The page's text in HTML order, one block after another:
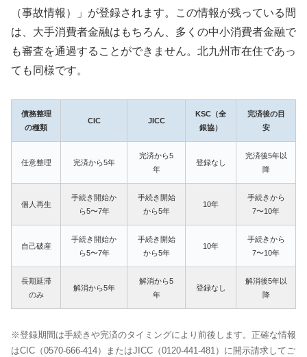
（事故情報）」が登録されます。この情報が残っている間
は、大手消費者金融はもちろん、多くの中小消費者金融で
も審査を通過することができません。北九州市在住であっ
ても同様です。
債務整理
の種類
CIC JICC
KSC（全
銀協）
完済後の目
安
任意整理 完済から5年
完済から5
年
登録なし
完済後5年以
降
個人再生
手続き開始か
ら5〜7年
手続き開始
から5年
10年
手続きから
7〜10年
自己破産
手続き開始か
ら5〜7年
手続き開始
から5年
10年
手続きから
7〜10年
長期延滞
のみ
解消から5年
解消から5
年
登録なし
解消後5年以
降
※登録期間は手続きや完済のタイミングにより前後します。正確な情報
はCIC（0570-666-414）またはJICC（0120-441-481）に開示請求してご